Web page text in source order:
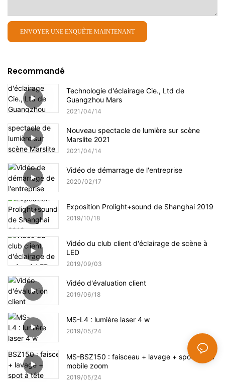
ENVOYER UNE ENQUÊTE MAINTENANT
Recommandé
Technologie d'éclairage Cie., Ltd de
Guangzhou Mars
2021 04 14
Nouveau spectacle de lumière sur scène
Marslite 2021
2021 04 14
Vidéo de démarrage de l'entreprise
2020 02 17
Exposition Prolight+sound de Shanghai 2019
2019 10 18
Vidéo du club client d'éclairage de scène à
LED
2019 09 03
Vidéo d'évaluation client
2019 06 18
MS-L4 : lumière laser 4 w
2019 05 24
MS-BSZ150 : faisceau + lavage + spot à tête
mobile zoom
2019 05 24